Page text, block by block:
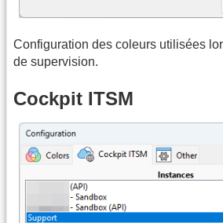
Configuration des coleurs utilisées
de supervision.
Cockpit ITSM